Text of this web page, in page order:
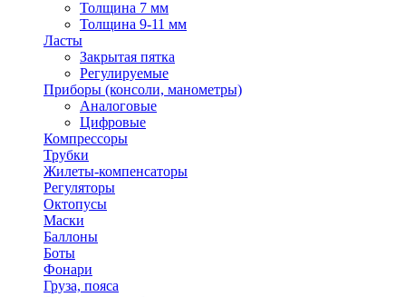
Толщина 7 мм
Толщина 9-11 мм
Ласты
Закрытая пятка
Регулируемые
Приборы (консоли, манометры)
Аналоговые
Цифровые
Компрессоры
Трубки
Жилеты-компенсаторы
Регуляторы
Октопусы
Маски
Баллоны
Боты
Фонари
Груза, пояса